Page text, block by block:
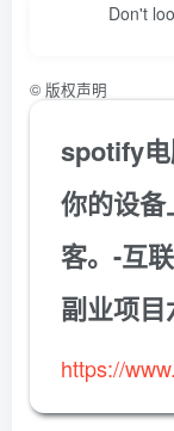
Don't
© 版权声明
spotify电
你的设
客。-互
副业项
https://